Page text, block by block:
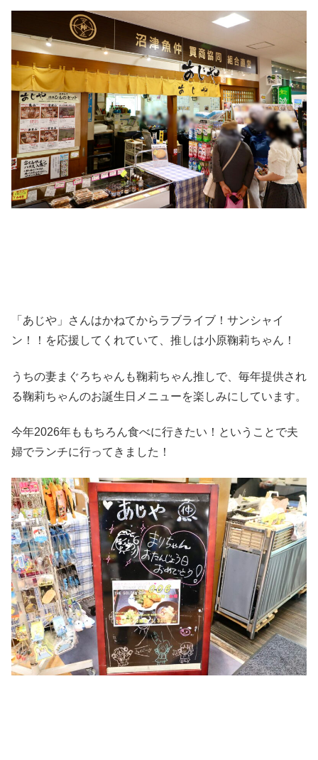
「あじや」さんはかねてからラブライブ！サンシャイ
ン！！を応援してくれていて、推しは小原鞠莉ちゃん！
うちの妻まぐろちゃんも鞠莉ちゃん推しで、毎年提供され
る鞠莉ちゃんのお誕生日メニューを楽しみにしています。
今年2026年ももちろん食べに行きたい！ということで夫
婦でランチに行ってきました！